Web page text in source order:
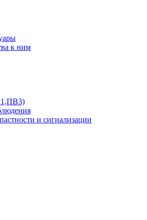
к ним
и сигнализации